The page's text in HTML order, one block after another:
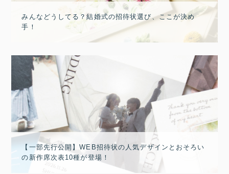
みんなどうしてる？結婚式の招待状選び、ここが決め
手！
【一部先行公開】WEB招待状の人気デザインとおそろい
の新作席次表10種が登場！